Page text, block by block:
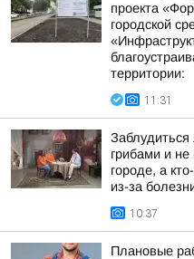
проекта
городской
территории:
11:31
Заблудиться
грибами и не
городе, а
из-за
10:37
Плановые